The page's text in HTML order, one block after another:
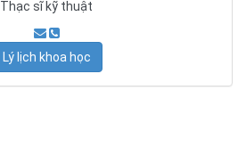
Thạc sĩ kỹ thuật
Lý lịch khoa học